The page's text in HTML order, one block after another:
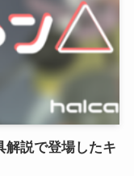
説で登場したキ